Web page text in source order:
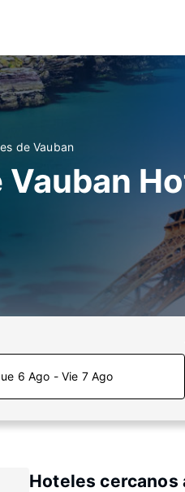
de Vauban
6 Ago - Vie 7 Ago
Hoteles cercanos